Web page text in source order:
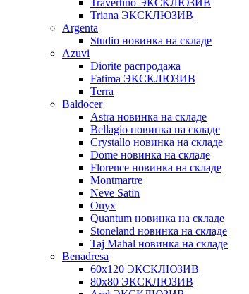
Travertino ЭКСКЛЮЗИВ
Triana ЭКСКЛЮЗИВ
Argenta
Studio новинка на складе
Azuvi
Diorite распродажа
Fatima ЭКСКЛЮЗИВ
Terra
Baldoсer
Astra новинка на складе
Bellagio новинка на складе
Crystallo новинка на складе
Dome новинка на складе
Florence новинка на складе
Montmartre
Neve Satin
Onyx
Quantum новинка на складе
Stoneland новинка на складе
Taj Mahal новинка на складе
Benadresa
60х120 ЭКСКЛЮЗИВ
80х80 ЭКСКЛЮЗИВ